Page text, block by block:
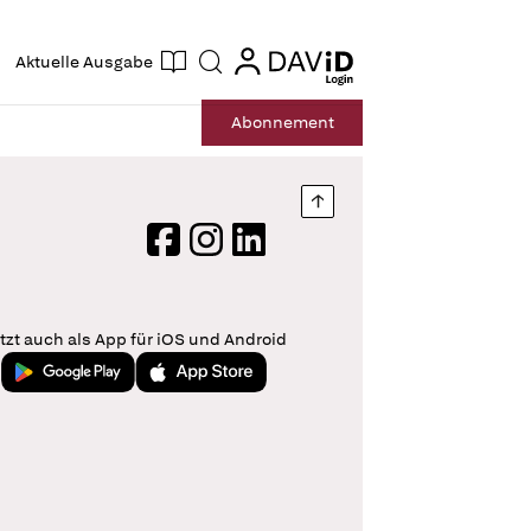
Aktuelle Ausgabe Suche login
login
Abonnement
Nach oben springen
FacebookInstagram
LinkedIn
auch als App für iOS und Android
Jetzt bei Google PlayLaden im App Store